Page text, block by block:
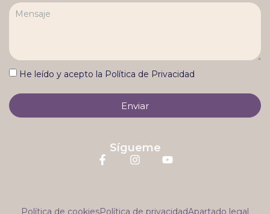
He leído y acepto la Política de Privacidad
Enviar
Sígueme
Política de cookiesPolítica de privacidadApartado legal